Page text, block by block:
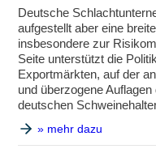
Deutsche
aufgestellt aber eine
insbesondere zur
Seite unterstützt die
Exportmärkten, auf der
und überzogene
deutschen
» mehr dazu